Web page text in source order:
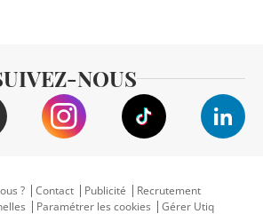
NOUS
?
Contact Publicité
Recrutement
Paramétrer les cookies Gérer Utiq